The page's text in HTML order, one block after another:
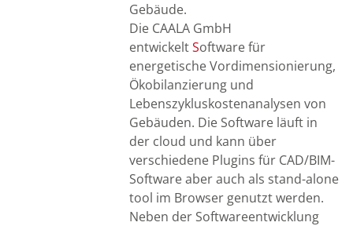
Gebäude.
Die CAALA GmbH
entwickeltSoftware für
energetische Vordimensionierung,
Ökobilanzierung und
Lebenszykluskostenanalysen von
Gebäuden. Die Software läuft in
der cloud und kann über
verschiedene Plugins für CAD/BIM-
Software aber auch als stand-alone
tool im Browser genutzt werden.
Neben der Softwareentwicklung